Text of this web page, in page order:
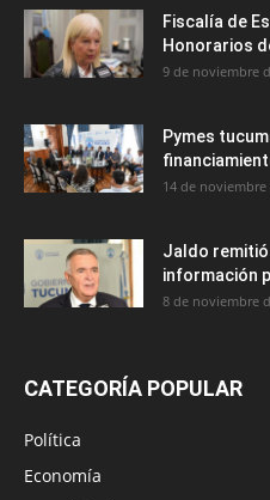
Fiscalía de
Honorarios
9 de noviembre
Pymes
14 de noviembre
Jaldo
información
8 de noviembre
CATEGORÍA POPULAR
Política
Economía